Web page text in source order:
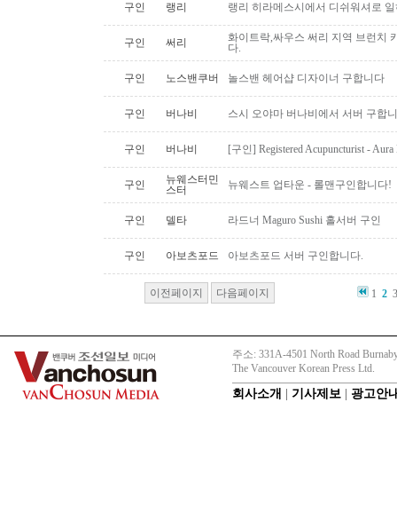
구인 랭리 랭리 히라메스시에서 디쉬워셔로
구인 써리
화이트락,싸우스 써리 지역 브런치
다.
구인 노스밴쿠버 놀스밴 헤어샵 디자이너 구합니다
구인 버나비 스시 오야마 버나비에서 서버 구합
구인 버나비 [구인] Registered Acupuncturist -
구인
뉴웨스터민
스터
뉴웨스트 업타운 - 롤맨구인합니다!
구인 델타 라드너 Maguro Sushi 홀서버 구인
구인 아보츠포드 아보츠포드 서버 구인합니다.
이전페이지 다음페이지 1 2
주소: 331A-4501 North Road
The Vancouver Korean Press Ltd.
회사소개 기사제보 광고안